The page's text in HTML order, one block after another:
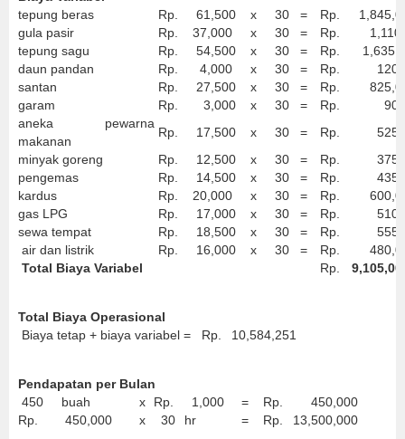
tepung beras
Rp. 61,500 x 30 = Rp.
gula pasir
Rp. 37,000 x 30 = Rp.
tepung sagu
Rp. 54,500 x 30 = Rp.
daun pandan
Rp. 4,000 x 30 = Rp.
santan
Rp. 27,500 x 30 = Rp.
garam
Rp. 3,000 x 30 = Rp.
aneka pewarna
makanan
Rp. 17,500 x 30 = Rp.
minyak goreng
Rp. 12,500 x 30 = Rp.
pengemas
Rp. 14,500 x 30 = Rp.
kardus
Rp. 20,000 x 30 = Rp.
gas LPG
Rp. 17,000 x 30 = Rp.
sewa tempat
Rp. 18,500 x 30 = Rp.
air dan listrik
Rp. 16,000 x 30 = Rp.
Total Biaya Variabel
Rp.
Total Biaya Operasional
Biaya tetap + biaya variabel =
Rp. 10,584,251
Pendapatan per Bulan
450
buah x Rp. 1,000 = Rp.
450,000
Rp.
450,000 x 30 hr = Rp. 13,500,000